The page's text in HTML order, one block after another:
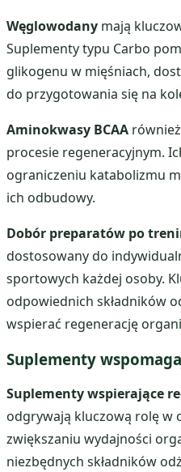
Węglowodany mają
Suplementy typu Carbo
glikogenu w mięśniach,
do przygotowania się na
Aminokwasy BCAA
procesie regeneracyjnym.
ograniczeniu katabolizmu
ich odbudowy.
Dobór preparatów po
dostosowany do
sportowych każdej osoby.
odpowiednich składników
wspierać regenerację
Suplementy
Suplementy wspierające
odgrywają kluczową rolę w
zwiększaniu wydajności
niezbędnych składników